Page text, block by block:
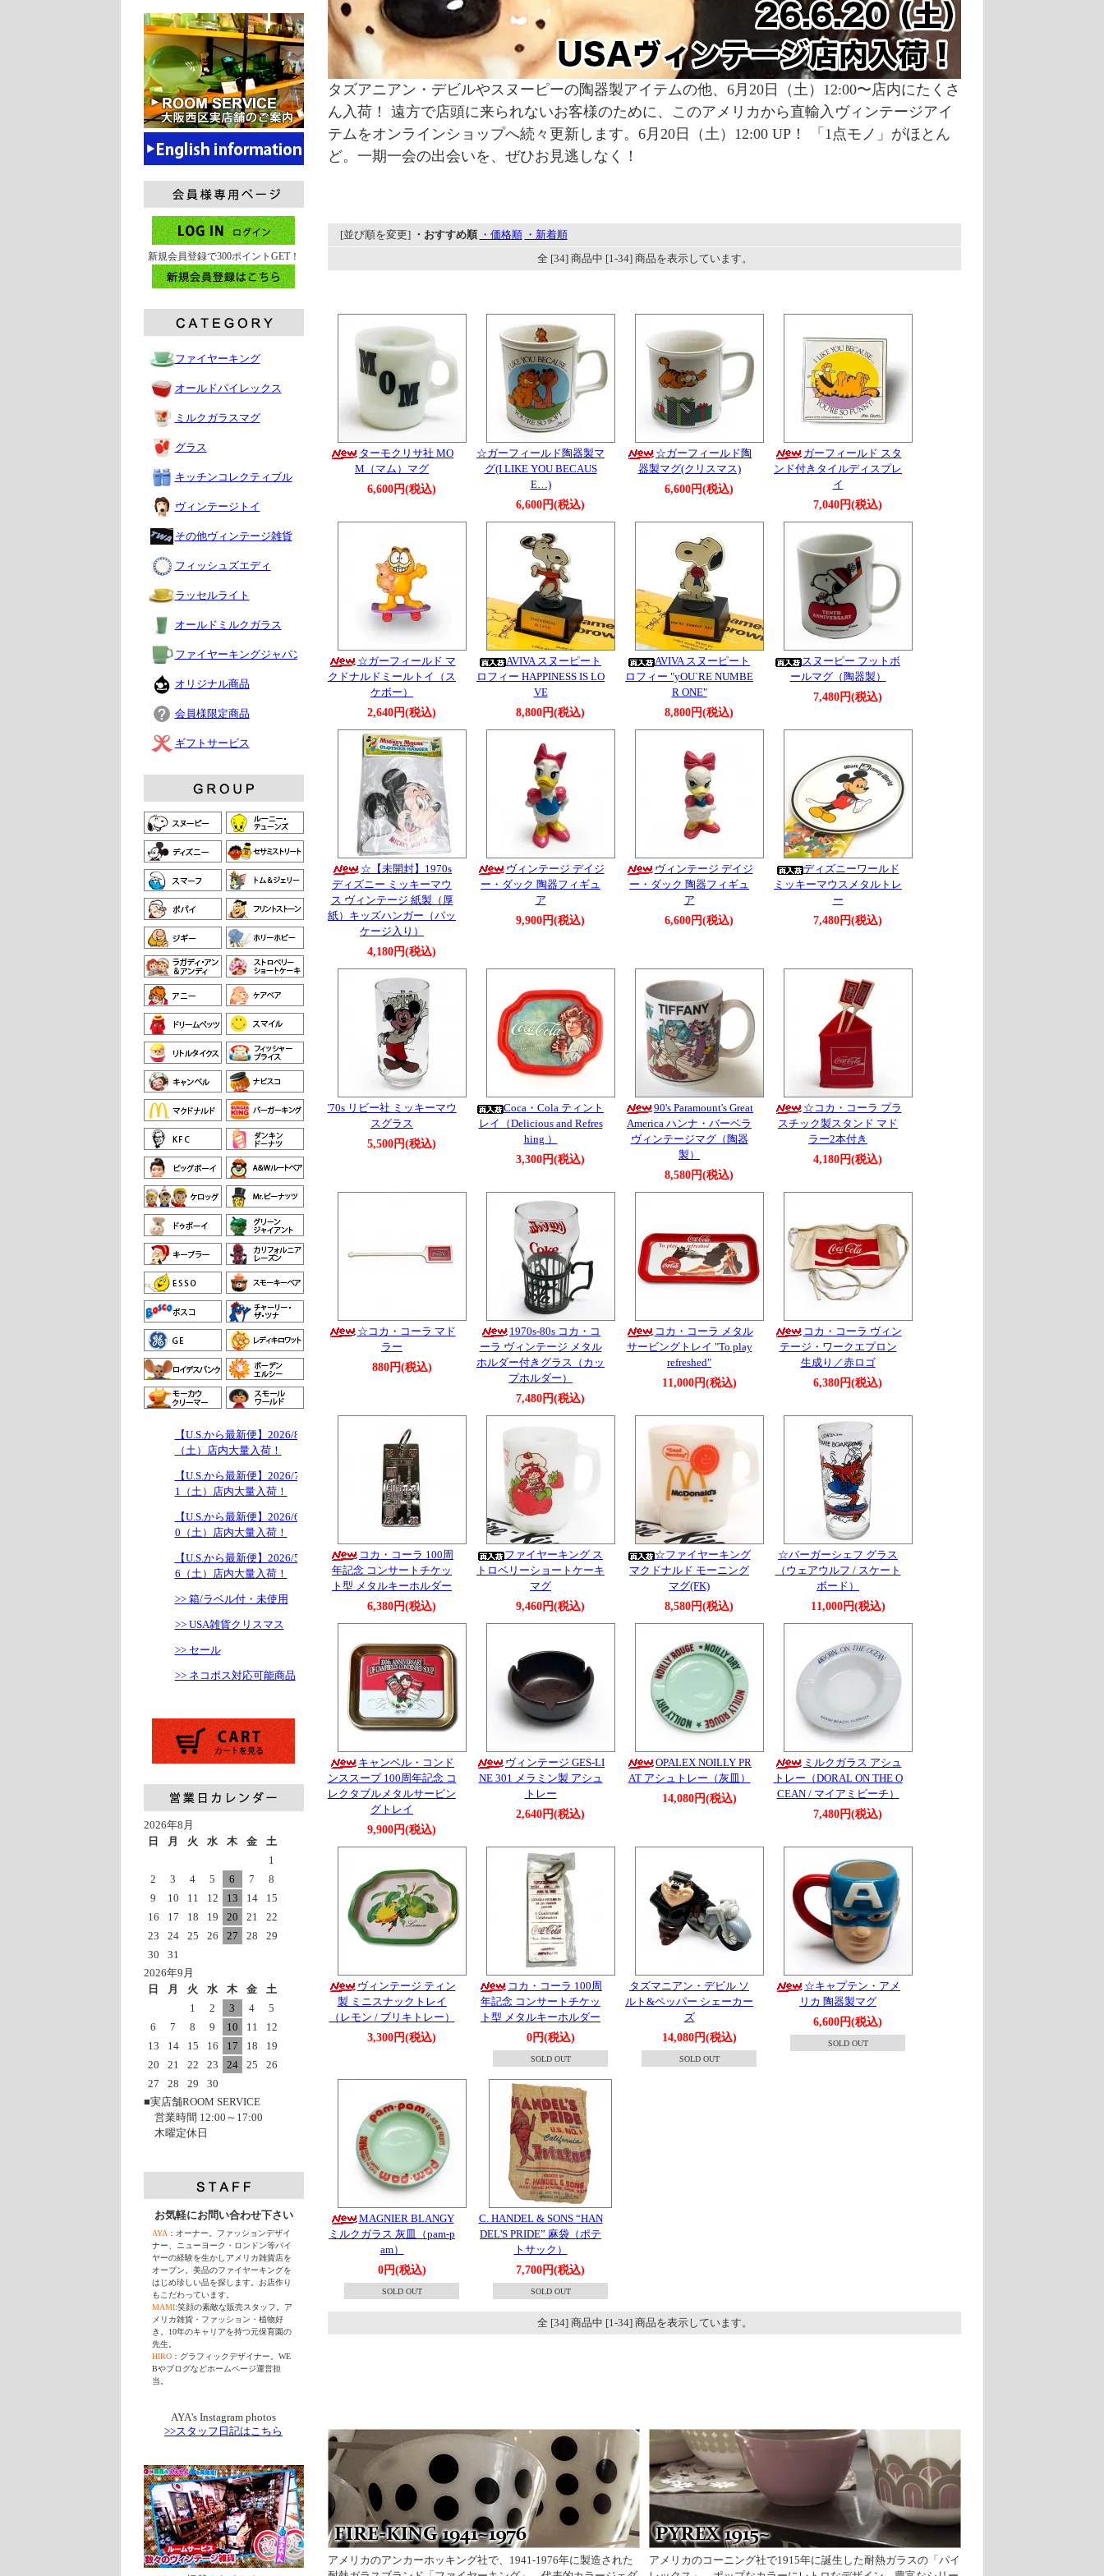
新規会員登録で300ポイントGET！
ファイヤーキング
オールドパイレックス
ミルクガラスマグ
グラス
キッチンコレクティブル
ヴィンテージトイ
その他ヴィンテージ雑貨
フィッシュズエディ
ラッセルライト
オールドミルクガラス
ファイヤーキングジャパン
オリジナル商品
会員様限定商品
ギフトサービス
【U.S.から最新便】2026/8/1
（土）店内大量入荷！
【U.S.から最新便】2026/7/1
1（土）店内大量入荷！
【U.S.から最新便】2026/6/2
0（土）店内大量入荷！
【U.S.から最新便】2026/5/1
6（土）店内大量入荷！
>> 箱/ラベル付・未使用
>> USA雑貨クリスマス
>> セール
>> ネコポス対応可能商品
2026年8月
日
月 火 水 木 金
土
1
2
3 4 5 6 7
8
9
10 11 12 13 14
15
16
17 18 19 20 21
22
23
24 25 26 27 28
29
30
31
2026年9月
日
月 火 水 木 金
土
1
2 3 4
5
6
7 8 9 10 11
12
13
14 15 16 17 18
19
20
21 22 23 24 25
26
27
28 29
30
■実店舗ROOM SERVICE
営業時間 12:00～17:00
木曜定休日
お気軽にお問い合わせ下さい
AYA ：オーナー。ファッションデザイ
ナー、ニューヨーク・ロンドン等バイ
ヤーの経験を生かしアメリカ雑貨店を
オープン。美品のファイヤーキングを
はじめ珍しい品を探します。お店作り
もこだわっています。
MAMI:笑顔の素敵な販売スタッフ。ア
メリカ雑貨・ファッション・植物好
き。10年のキャリアを持つ元保育園の
先生。
HIRO：グラフィックデザイナー。WE
Bやブログなどホームページ運営担
当。
AYA's Instagram photos
>>スタッフ日記はこちら
タズアニアン・デビルやスヌーピーの陶器製アイテムの他、6月20日（土）12:00〜店内にたくさ
ん入荷！ 遠方で店頭に来られないお客様のために、このアメリカから直輸入ヴィンテージアイ
テムをオンラインショップへ続々更新します。6月20日（土）12:00 UP！ 「1点モノ」がほとん
ど。一期一会の出会いを、ぜひお見逃しなく！
[並び順を変更] ・おすすめ順 ・価格順 ・新着順
全 [34] 商品中 [1-34] 商品を表示しています。
ターモクリサ社 MO
M（マム）マグ
6,600円(税込)
☆ガーフィールド陶器製マ
グ(I LIKE YOU BECAUS
E…)
6,600円(税込)
☆ガーフィールド陶
器製マグ(クリスマス)
6,600円(税込)
ガーフィールド スタ
ンド付きタイルディスプレ
イ
7,040円(税込)
☆ガーフィールド マ
クドナルドミールトイ（ス
ケボー）
2,640円(税込)
AVIVA スヌーピート
ロフィー HAPPINESS IS LO
VE
8,800円(税込)
AVIVA スヌーピート
ロフィー "yOU`RE NUMBE
R ONE"
8,800円(税込)
スヌーピー フットボ
ールマグ（陶器製）
7,480円(税込)
☆【未開封】1970s
ディズニー ミッキーマウ
ス ヴィンテージ 紙製（厚
紙）キッズハンガー（パッ
ケージ入り）
4,180円(税込)
ヴィンテージ デイジ
ー・ダック 陶器フィギュ
ア
9,900円(税込)
ヴィンテージ デイジ
ー・ダック 陶器フィギュ
ア
6,600円(税込)
ディズニーワールド
ミッキーマウスメタルトレ
ー
7,480円(税込)
'70s リビー社 ミッキーマウ
スグラス
5,500円(税込)
Coca・Cola ティント
レイ（Delicious and Refres
hing ）
3,300円(税込)
90's Paramount's Great
America ハンナ・バーベラ
ヴィンテージマグ（陶器
製）
8,580円(税込)
☆コカ・コーラ プラ
スチック製スタンド マド
ラー2本付き
4,180円(税込)
☆コカ・コーラ マド
ラー
880円(税込)
1970s-80s コカ・コ
ーラ ヴィンテージ メタル
ホルダー付きグラス（カッ
プホルダー）
7,480円(税込)
コカ・コーラ メタル
サービングトレイ "To play
refreshed"
11,000円(税込)
コカ・コーラ ヴィン
テージ・ワークエプロン
生成り／赤ロゴ
6,380円(税込)
コカ・コーラ 100周
年記念 コンサートチケッ
ト型 メタルキーホルダー
6,380円(税込)
ファイヤーキング ス
トロベリーショートケーキ
マグ
9,460円(税込)
☆ファイヤーキング
マクドナルド モーニング
マグ(FK)
8,580円(税込)
☆バーガーシェフ グラス
（ウェアウルフ / スケート
ボード）
11,000円(税込)
キャンベル・コンド
ンススープ 100周年記念 コ
レクタブルメタルサービン
グトレイ
9,900円(税込)
ヴィンテージ GES-LI
NE 301 メラミン製 アシュ
トレー
2,640円(税込)
OPALEX NOILLY PR
AT アシュトレー（灰皿）
14,080円(税込)
ミルクガラス アシュ
トレー（DORAL ON THE O
CEAN / マイアミビーチ）
7,480円(税込)
ヴィンテージ ティン
製 ミニスナックトレイ
（レモン / ブリキトレー）
3,300円(税込)
コカ・コーラ 100周
年記念 コンサートチケッ
ト型 メタルキーホルダー
0円(税込)
SOLD OUT
タズマニアン・デビル ソ
ルト&ペッパー シェーカー
ズ
14,080円(税込)
SOLD OUT
☆キャプテン・アメ
リカ 陶器製マグ
6,600円(税込)
SOLD OUT
MAGNIER BLANGY
ミルクガラス 灰皿（pam-p
am）
0円(税込)
SOLD OUT
C. HANDEL & SONS “HAN
DEL'S PRIDE” 麻袋（ポテ
トサック）
7,700円(税込)
SOLD OUT
全 [34] 商品中 [1-34] 商品を表示しています。
アメリカのアンカーホッキング社で、1941-1976年に製造された
アメリカのコーニング社で1915年に誕生した耐熱ガラスの「パイ